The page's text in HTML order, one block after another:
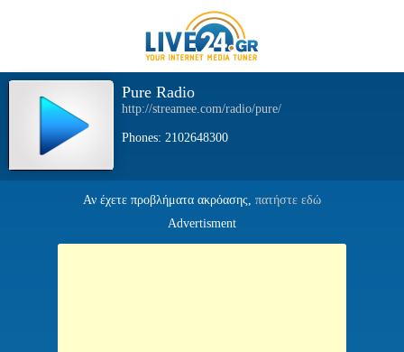
Pure Radio
http://streamee.com/radio/pure/
Phones: 2102648300
Αν έχετε προβλήματα ακρόασης, πατήστε εδώ
Advertisment